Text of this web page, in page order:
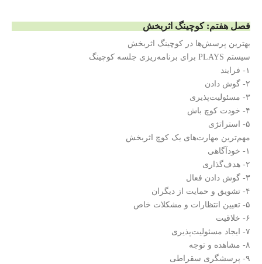
فصل هفتم: کوچینگ اثربخش
بهترین پرسش‌ها در کوچینگ اثربخش
سیستم PLAYS برای برنامه‌ریزی جلسه کوچینگ
۱- فرایند
۲- گوش دادن
۳- مسئولیت‌پذیری
۴- خودت کوچ باش
۵- استراتژی
مهم‌ترین مهارت‌های یک کوچ اثربخش
۱- خودآگاهی
۲- هدف‌گذاری
۳- گوش دادن فعال
۴- تشویق و حمایت از دیگران
۵- تعیین انتظارات و مشکلات خاص
۶- خلاقیت
۷- ایجاد مسئولیت‌پذیری
۸- مشاهده و توجه
۹- پرسشگری سقراطی